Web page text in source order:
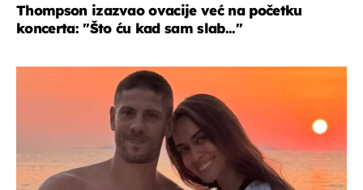
Thompson izazvao ovacije već na početku
koncerta: "Što ću kad sam slab..."